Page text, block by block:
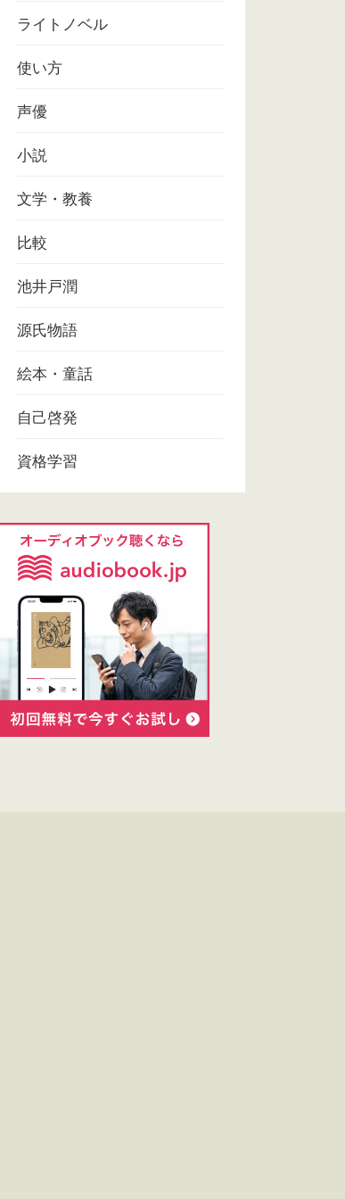
ライトノベル
使い方
声優
小説
文学・教養
比較
池井戸潤
源氏物語
絵本・童話
自己啓発
資格学習